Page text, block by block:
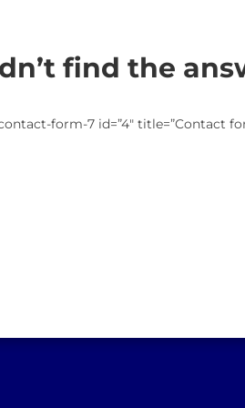
find the
form-7 id=”4″ title=”Contact